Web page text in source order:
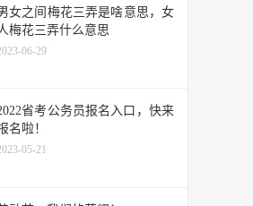
女之间梅花三弄是啥意思，女
梅花三弄什么意思
06-29
省考公务员报名入口，快来
名啦！
05-21